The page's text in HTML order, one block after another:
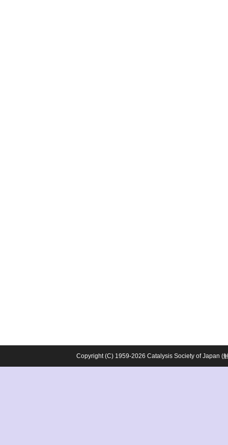
Copyright (C) 1959-2026 Catalysis Society of Japan (